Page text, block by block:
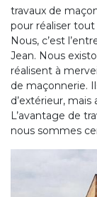
travaux de
pour réaliser
Nous, c’est
Jean. Nous
réalisent à
de maçonnerie.
d’extérieur, mais
L’avantage de
nous sommes